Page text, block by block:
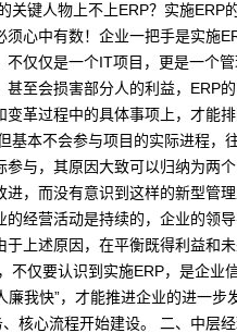
关键人物上不上ERP？实施ERP
心中有数！企业一把手是实施
仅仅是一个IT项目，更是一个
至会损害部分人的利益，ERP
革过程中的具体事项上，才能
基本不会参与项目的实际进程，
与，其原因大致可以归纳为两
，而没有意识到这样的新型管
经营活动是持续的，企业的领
上述原因，在平衡既得利益和未
不仅要认识到实施ERP，是企业
我快”，才能推进企业的进一步
核心流程开始建设。 二、中层